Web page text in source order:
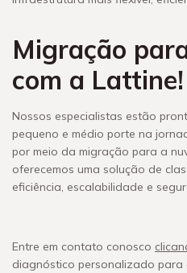
Migração
com a Lattine!
Nossos especialistas estão
pequeno e médio porte na
por meio da migração para a
oferecemos uma solução de
eficiência, escalabilidade e
Entre em contato conosco
diagnóstico personalizado para